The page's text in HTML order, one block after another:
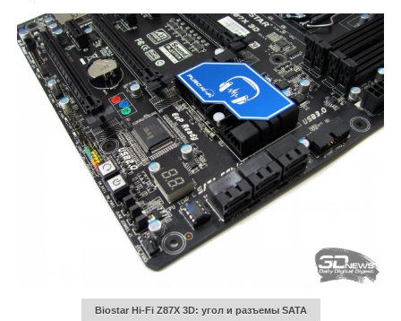
Biostar Hi-Fi Z87X 3D: угол и разъемы SATA